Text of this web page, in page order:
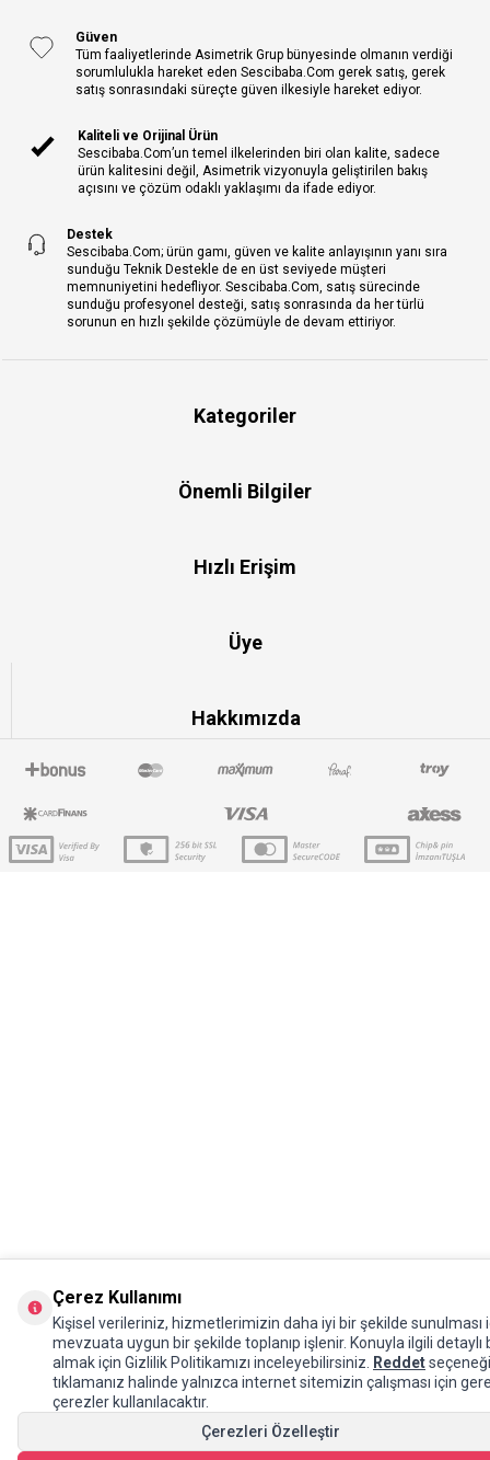
Güven
Tüm faaliyetlerinde Asimetrik Grup bünyesinde olmanın verdiği
sorumlulukla hareket eden Sescibaba.Com gerek satış, gerek
satış sonrasındaki süreçte güven ilkesiyle hareket ediyor.
Kaliteli ve Orijinal Ürün
Sescibaba.Com’un temel ilkelerinden biri olan kalite, sadece
ürün kalitesini değil, Asimetrik vizyonuyla geliştirilen bakış
açısını ve çözüm odaklı yaklaşımı da ifade ediyor.
Destek
Sescibaba.Com; ürün gamı, güven ve kalite anlayışının yanı sıra
sunduğu Teknik Destekle de en üst seviyede müşteri
memnuniyetini hedefliyor. Sescibaba.Com, satış sürecinde
sunduğu profesyonel desteği, satış sonrasında da her türlü
sorunun en hızlı şekilde çözümüyle de devam ettiriyor.
Kategoriler
Önemli Bilgiler
Hızlı Erişim
Üye
Hakkımızda
Çerez Kullanımı
Kişisel verileriniz, hizmetlerimizin daha iyi bir şekilde sunulması
mevzuata uygun bir şekilde toplanıp işlenir. Konuyla ilgili detaylı
almak için Gizlilik Politikamızı inceleyebilirsiniz.
Reddet
tıklamanız halinde yalnızca internet sitemizin çalışması için
çerezler kullanılacaktır.
Çerezleri Özelleştir